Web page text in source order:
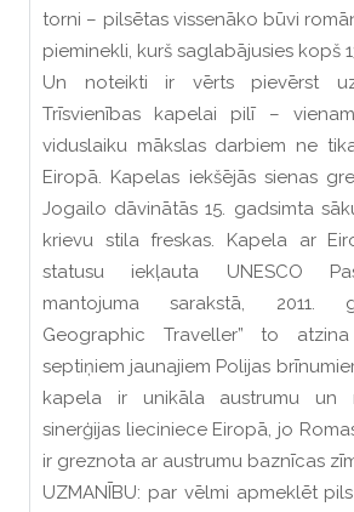
torni – pilsētas vissenāko būvi
pieminekli, kurš saglabājusies kopš
Un noteikti ir vērts pievērst
Trīsvienības kapelai pilī –
viduslaiku mākslas darbiem ne
Eiropā. Kapelas iekšējās sienas
Jogailo dāvinātās 15. gadsimta
krievu stila freskas. Kapela ar
statusu iekļauta UNESCO
mantojuma sarakstā, 2011.
Geographic Traveller” to
septiņiem jaunajiem Polijas
kapela ir unikāla austrumu un
sinerģijas lieciniece Eiropā, jo
ir greznota ar austrumu baznīcas
UZMANĪBU: par vēlmi apmeklēt